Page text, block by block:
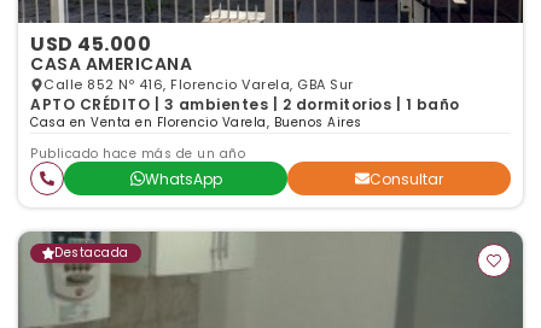
USD 45.000
CASA AMERICANA
Calle 852 Nº 416, Florencio Varela, GBA Sur
APTO CRÉDITO | 3 ambientes | 2 dormitorios | 1 baño
Casa en Venta en Florencio Varela, Buenos Aires
Publicado hace más de un año
WhatsApp Consultar
Destacada